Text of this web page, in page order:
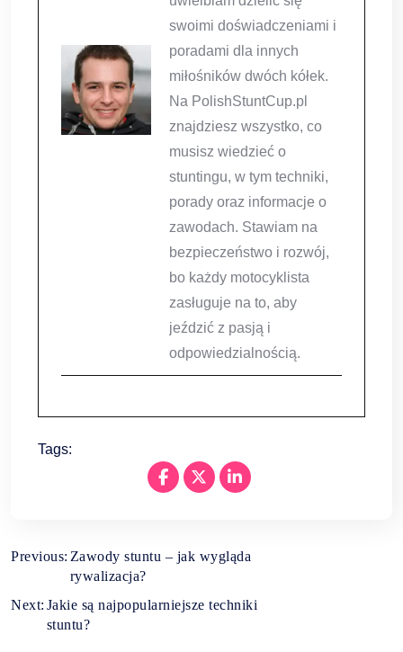
swoimi doświadczeniami i
poradami dla innych
miłośników dwóch kółek.
Na PolishStuntCup.pl
znajdziesz wszystko, co
musisz wiedzieć o
stuntingu, w tym techniki,
porady oraz informacje o
zawodach. Stawiam na
bezpieczeństwo i rozwój,
bo każdy motocyklista
zasługuje na to, aby
jeździć z pasją i
odpowiedzialnością.
Tags:
Nawigacja
wpisu
Previous: Zawody stuntu – jak wygląda
rywalizacja?
Next: Jakie są najpopularniejsze techniki
stuntu?